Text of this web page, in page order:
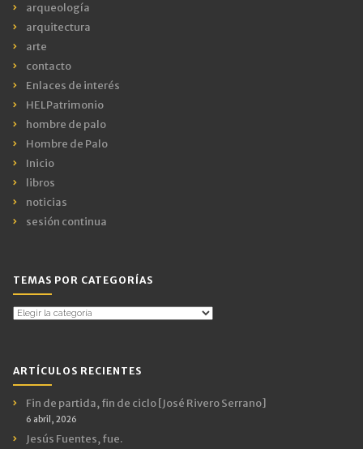
arqueología
arquitectura
arte
contacto
Enlaces de interés
HELPatrimonio
hombre de palo
Hombre de Palo
Inicio
libros
noticias
sesión continua
TEMAS POR CATEGORÍAS
Temas
ARTÍCULOS RECIENTES
Fin de partida, fin de ciclo [José Rivero Serrano]
6 abril, 2026
Jesús Fuentes, fue.